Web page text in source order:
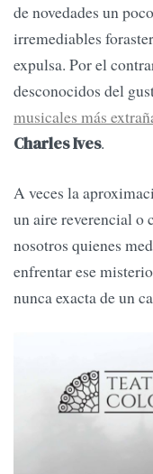
de novedades un
irremediables
expulsa. Por el
desconocidos del
musicales más
Charles Ives.
A veces la
un aire reverencial o
nosotros quienes
enfrentar ese
nunca exacta de un